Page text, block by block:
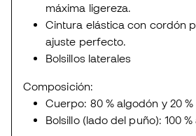
máxima ligereza.
Cintura elástica con cordón
ajuste perfecto.
Bolsillos laterales
Composición:
Cuerpo: 80 % algodón y 20 %
Bolsillo (lado del puño): 100 %